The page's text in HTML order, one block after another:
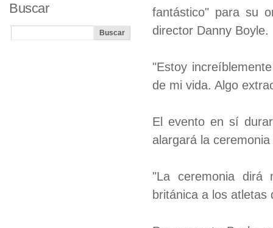
fantástico" para su
director Danny Boyle.
"Estoy
de mi vida. Algo
El evento en sí
alargará la
"La ceremonia dirá
británica a los
Buscar